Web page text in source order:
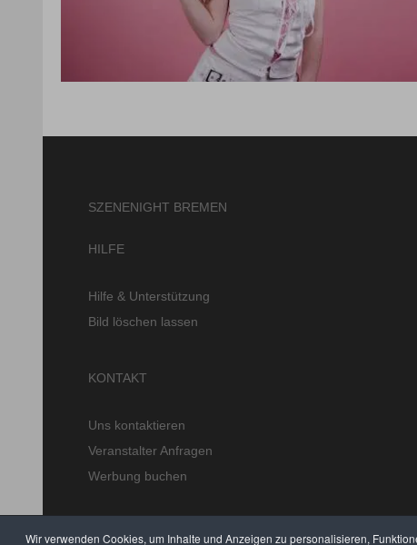
Wir verwenden Cookies, um Inhalte und Anzeigen zu personalisieren,
SZENENIGHT BREMEN
HILFE
Hilfe & Unterstützung
Bild löschen lassen
KONTAKT
Uns kontaktieren
Veranstalter Anfragen
Werbung buchen